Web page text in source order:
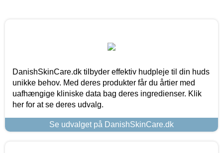
DanishSkinCare.dk tilbyder effektiv hudpleje til din huds
unikke behov. Med deres produkter får du årtier med
uafhængige kliniske data bag deres ingredienser. Klik
her for at se deres udvalg.
Se udvalget på DanishSkinCare.dk